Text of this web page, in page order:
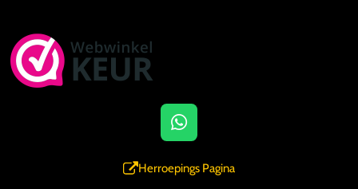
W
h
a
Herroepings Pagina